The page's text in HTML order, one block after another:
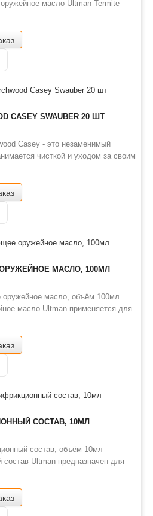
масло Ultman Termite
от пороховых нагаров,
влаги и защиты от коррозии.
в самые мелкие трещины,
CASEY SWAUBER 20 ШТ
Casey - это незаменимый
чисткой и уходом за своим
и эффективно обрабатывать
веществами, такими как
для холодного воронения.
МАСЛО, 100МЛ
масло, объём 100мл
масло Ultman применяется для
нагаров, вытеснения влаги и
проникать даже в самые
и удалять ржавчину.
для финишного удаления остатков
СОСТАВ, 10МЛ
состав, объём 10мл
Ultman предназначен для
стрелкового оружия с целью
трению и высокому износу,
целью предотвращения клинов и
строя. Существенно улучшает